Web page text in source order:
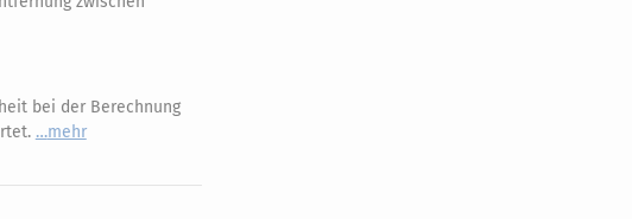
bei der Berechnung
mehr